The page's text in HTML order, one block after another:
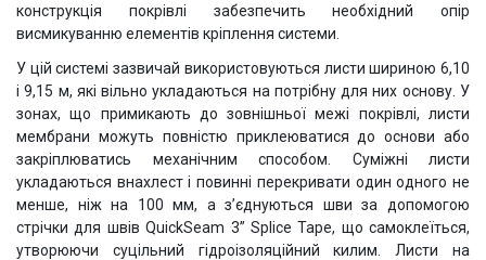
конструкція покрівлі забезпечить необхідний опір
висмикуванню елементів кріплення системи.
У цій системі зазвичай використовуються листи шириною 6,10
і 9,15 м, які вільно укладаються на потрібну для них основу. У
зонах, що примикають до зовнішньої межі покрівлі, листи
мембрани можуть повністю приклеюватися до основи або
закріплюватись механічним способом. Суміжні листи
укладаються внахлест і повинні перекривати один одного не
менше, ніж на 100 мм, а з’єднуються шви за допомогою
стрічки для швів QuickSeam 3” Splice Tape, що самоклеїться,
утворюючи суцільний гідроізоляційний килим. Листи на